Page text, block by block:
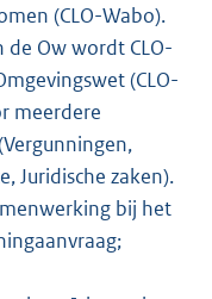
(CLO-Wabo).
Ow wordt CLO-
(CLO-
meerdere
Juridische zaken).
bij het